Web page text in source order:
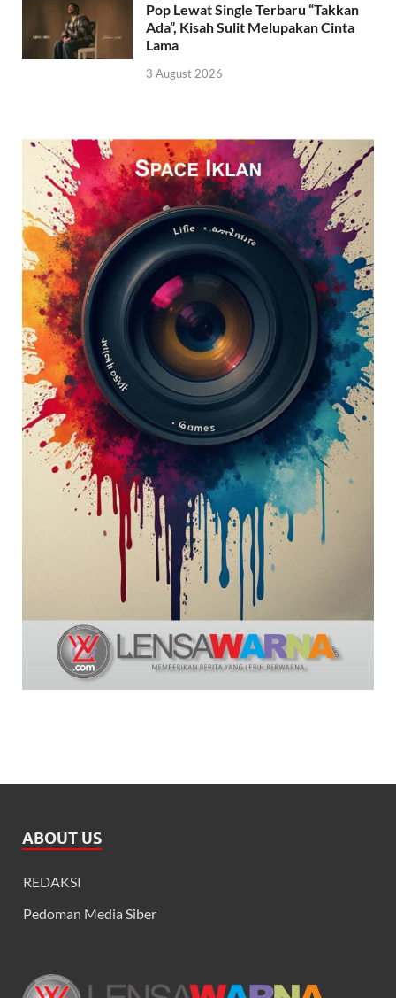
Pop Lewat Single Terbaru “Takkan
Ada”, Kisah Sulit Melupakan Cinta
Lama
3 August 2026
ABOUT US
REDAKSI
Pedoman Media Siber